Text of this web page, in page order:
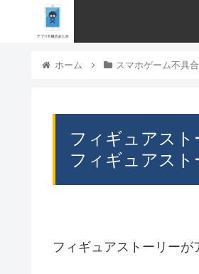
ホーム スマホゲーム不具
フィギュアス
フィギュアスト
フィギュアストーリーが